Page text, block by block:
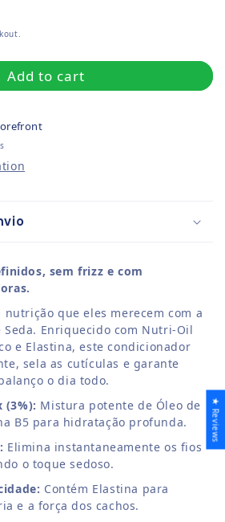
Add to cart
sem frizz e com
nutrição que eles merecem com a
Enriquecido com Nutri-Oil
e Elastina, este condicionador
sela as cutículas e garante
o dia todo.
(3%): Mistura potente de Óleo de
B5 para hidratação profunda.
Elimina instantaneamente os fios
o toque sedoso.
Contém Elastina para
e a força dos cachos.
★ Reviews